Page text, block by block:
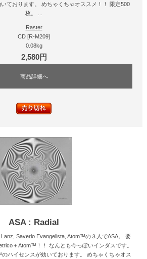
ております。 めちゃくちゃオススメ！！ 限定500
枚。 ...
Raster
CD [R-M209]
0.08kg
2,580円
商品詳細へ
ASA : Radial
Saverio Evangelista, Atom™の３人でASA。 要
＋Atom™！！ なんとも今っぽいインダスです。
ハイセンスが効いております。 めちゃくちゃオス